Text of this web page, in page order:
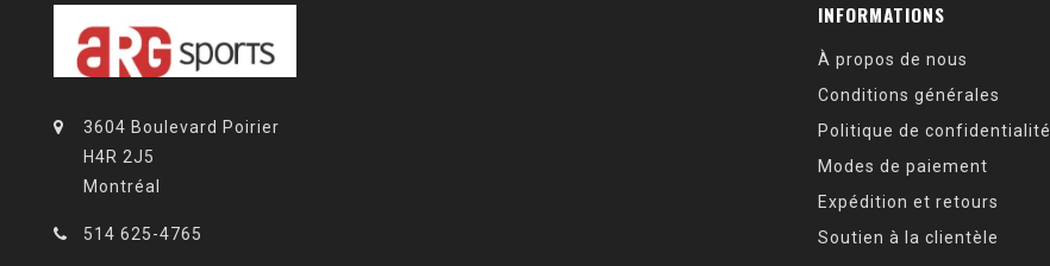
3604 Boulevard Poirier
H4R 2J5
Montréal
514 625-4765
INFORMATIONS
À propos de nous
Conditions générales
Politique de confidentialité
Modes de paiement
Expédition et retours
Soutien à la clientèle